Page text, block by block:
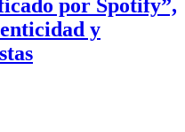
por Spotify”,
y